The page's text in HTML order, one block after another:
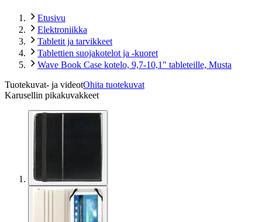
Etusivu
Elektroniikka
Tabletit ja tarvikkeet
Tablettien suojakotelot ja -kuoret
Wave Book Case kotelo, 9,7-10,1" tableteille, Musta
Tuotekuvat- ja videotOhita tuotekuvat
Karusellin pikakuvakkeet